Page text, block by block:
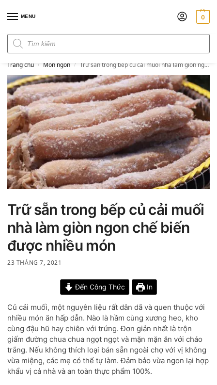
MENU 0
Trang chủ / Món ngon / Trữ sẵn trong bếp củ cải muối nhà làm giòn ngon chế biến được nhiều món
Trữ sẵn trong bếp củ cải muối
nhà làm giòn ngon chế biến
được nhiều món
23 THÁNG 7, 2021
Đến Công Thức In
Củ cải muối, một nguyên liệu rất dân dã và quen thuộc với
nhiều món ăn hấp dẫn. Nào là hầm cùng xương heo, kho
cùng đậu hũ hay chiên với trứng. Đơn giản nhất là trộn
giấm đường chua chua ngọt ngọt và mặn mặn ăn với cháo
trắng. Nếu không thích loại bán sẵn ngoài chợ với vị không
vừa miệng, các mẹ có thể tự làm. Đảm bảo vừa ngon lại hợp
khẩu vị cả nhà và an toàn thực phẩm 100%.